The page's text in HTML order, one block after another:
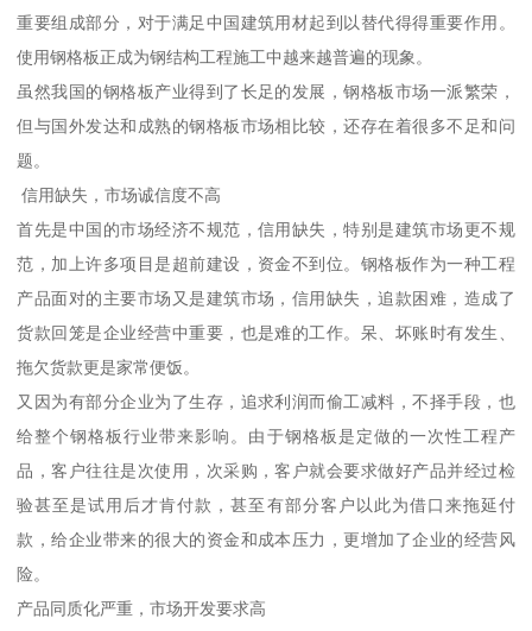
重要组成部分，对于满足中国建筑用材起到以替代得得重要作用。
使用钢格板正成为钢结构工程施工中越来越普遍的现象。
虽然我国的钢格板产业得到了长足的发展，钢格板市场一派繁荣，
但与国外发达和成熟的钢格板市场相比较，还存在着很多不足和问
题。
信用缺失，市场诚信度不高
首先是中国的市场经济不规范，信用缺失，特别是建筑市场更不规
范，加上许多项目是超前建设，资金不到位。钢格板作为一种工程
产品面对的主要市场又是建筑市场，信用缺失，追款困难，造成了
货款回笼是企业经营中重要，也是难的工作。呆、坏账时有发生、
拖欠货款更是家常便饭。
又因为有部分企业为了生存，追求利润而偷工减料，不择手段，也
给整个钢格板行业带来影响。由于钢格板是定做的一次性工程产
品，客户往往是次使用，次采购，客户就会要求做好产品并经过检
验甚至是试用后才肯付款，甚至有部分客户以此为借口来拖延付
款，给企业带来的很大的资金和成本压力，更增加了企业的经营风
险。
产品同质化严重，市场开发要求高